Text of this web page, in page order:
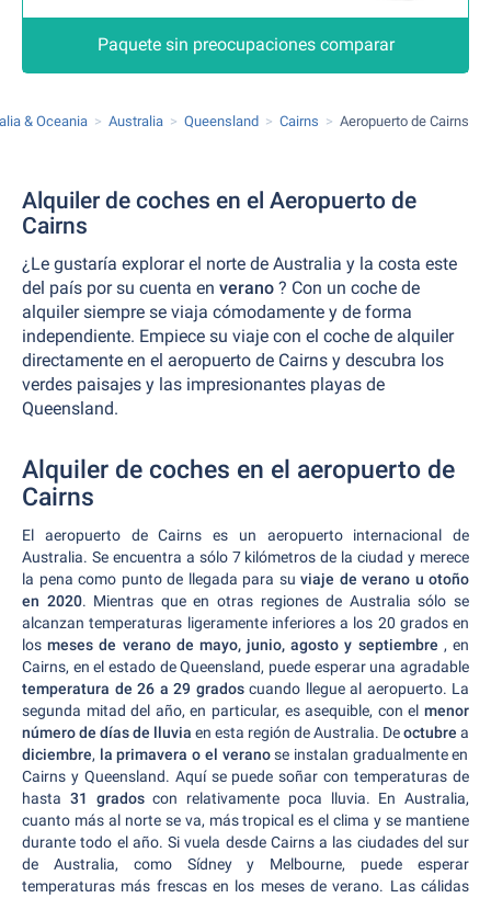
Paquete sin preocupaciones comparar
& Oceania Australia Queensland Cairns Aeropuerto de Cairns
Alquiler de coches en el Aeropuerto de
Cairns
¿Le gustaría explorar el norte de Australia y la costa este
del país por su cuenta en verano ? Con un coche de
alquiler siempre se viaja cómodamente y de forma
independiente. Empiece su viaje con el coche de alquiler
directamente en el aeropuerto de Cairns y descubra los
verdes paisajes y las impresionantes playas de
Queensland.
Alquiler de coches en el aeropuerto de
Cairns
El aeropuerto de Cairns es un aeropuerto internacional de
Australia. Se encuentra a sólo 7 kilómetros de la ciudad y merece
la pena como punto de llegada para su viaje de verano u otoño
en 2020. Mientras que en otras regiones de Australia sólo se
alcanzan temperaturas ligeramente inferiores a los 20 grados en
losmeses de verano de mayo, junio, agosto y septiembre , en
Cairns, en el estado de Queensland, puede esperar una agradable
temperatura de 26 a 29 gradoscuando llegue al aeropuerto. La
segunda mitad del año, en particular, es asequible, con el menor
número de días de lluvia en esta región de Australia. Deoctubre a
diciembre, la primavera o el veranose instalan gradualmente en
Cairns y Queensland. Aquí se puede soñar con temperaturas de
hasta 31 gradoscon relativamente poca lluvia. En Australia,
cuanto más al norte se va, más tropical es el clima y se mantiene
durante todo el año. Si vuela desde Cairns a las ciudades del sur
de Australia, como Sídney y Melbourne, puede esperar
temperaturas más frescas en los meses de verano. Las cálidas